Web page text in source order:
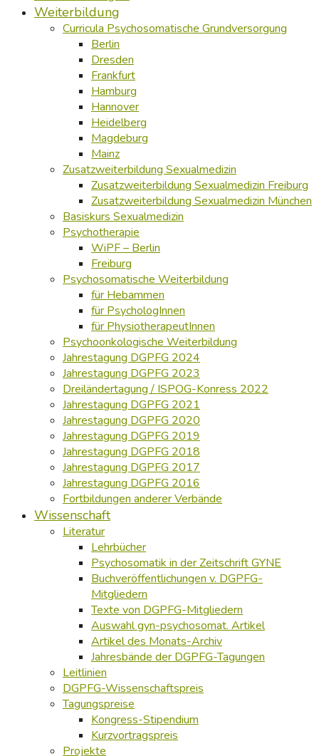
Weiterbildung
Curricula Psychosomatische Grundversorgung
Berlin
Dresden
Frankfurt
Hamburg
Hannover
Heidelberg
Magdeburg
Mainz
Zusatzweiterbildung Sexualmedizin
Zusatzweiterbildung Sexualmedizin Freiburg
Zusatzweiterbildung Sexualmedizin München
Basiskurs Sexualmedizin
Psychotherapie
WiPF – Berlin
Freiburg
Psychosomatische Weiterbildung
für Hebammen
für PsychologInnen
für PhysiotherapeutInnen
Psychoonkologische Weiterbildung
Jahrestagung DGPFG 2024
Jahrestagung DGPFG 2023
Dreiländertagung / ISPOG-Konress 2022
Jahrestagung DGPFG 2021
Jahrestagung DGPFG 2020
Jahrestagung DGPFG 2019
Jahrestagung DGPFG 2018
Jahrestagung DGPFG 2017
Jahrestagung DGPFG 2016
Fortbildungen anderer Verbände
Wissenschaft
Literatur
Lehrbücher
Psychosomatik in der Zeitschrift GYNE
Buchveröffentlichungen v. DGPFG-
Mitgliedern
Texte von DGPFG-Mitgliedern
Auswahl gyn-psychosomat. Artikel
Artikel des Monats-Archiv
Jahresbände der DGPFG-Tagungen
Leitlinien
DGPFG-Wissenschaftspreis
Tagungspreise
Kongress-Stipendium
Kurzvortragspreis
Projekte